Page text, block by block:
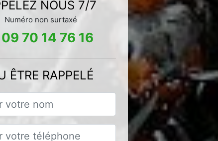
NOUS 7/7
Numéro non surtaxé
70 14 76 16
ÊTRE RAPPELÉ